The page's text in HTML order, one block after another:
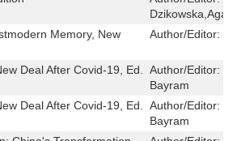
Memory, New
Author/Editor:
Deal After Covid-19, Ed.
Author/Editor:
Bayram
Deal After Covid-19, Ed.
Author/Editor:
Bayram